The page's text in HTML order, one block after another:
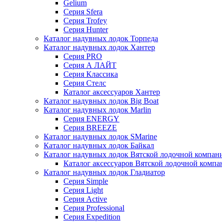
Gelium
Серия Sfera
Серия Trofey
Серия Hunter
Каталог надувных лодок Торпеда
Каталог надувных лодок Хантер
Серия PRO
Серия А ЛАЙТ
Серия Классика
Серия Стелс
Каталог аксессуаров Хантер
Каталог надувных лодок Big Boat
Каталог надувных лодок Marlin
Серия ENERGY
Серия BREEZE
Каталог надувных лодок SMarine
Каталог надувных лодок Байкал
Каталог надувных лодок Вятской лодочной
Каталог аксессуаров Вятской лодочной
Каталог надувных лодок Гладиатор
Серия Simple
Серия Light
Серия Active
Серия Professional
Серия Expedition